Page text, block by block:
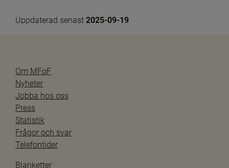
Uppdaterad senast 2025-09-19
Om MFoF
Nyheter
Jobba hos oss
Press
Statistik
Frågor och svar
Telefontider
Blanketter